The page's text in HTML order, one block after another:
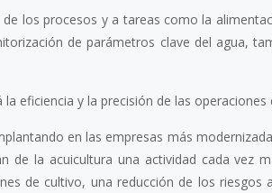
los procesos y a tareas como la
de parámetros clave del agua,
eficiencia y la precisión de las operaciones
en las empresas más
de la acuicultura una actividad cada vez
de cultivo, una reducción de los riesgos